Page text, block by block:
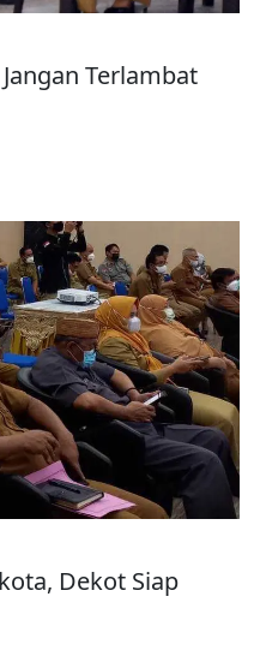
Terlambat
Dekot Siap